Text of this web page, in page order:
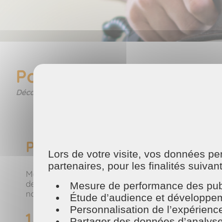
Pourquoi faire appel à
Découvrez pourquoi faire appel à Maison et Services
Pourquoi faire appel à
Maison et Services est une entreprise
de vie des particuliers tout en facilitant leur
nombreux avantages.
Lors de votre visite, vos données
partenaires, pour les finalités
Mesure de performance des
Étude d’audience et
Personnalisation de